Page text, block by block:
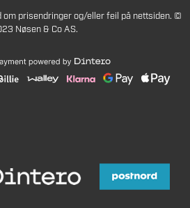
om prisendringer og/eller feil på nettsiden. ©
Nøsen & Co AS.